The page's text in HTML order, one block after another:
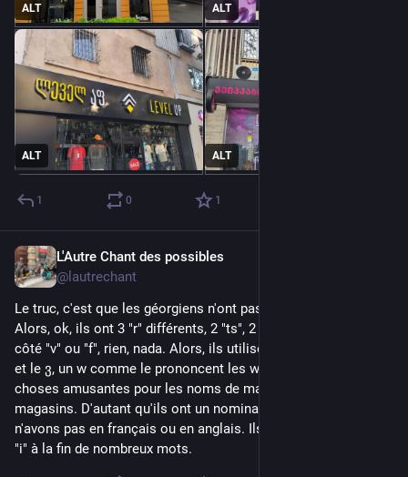
ALT ALT
ALT ALT
1 0 1
L'Autre Chant des possibles
@lautrechant
Le truc, c'est que les géorgiens n'ont pas les sons "f" et "v".
Alors, ok, ils ont 3 "r" différents, 2 "ts", 2 "tch", 2 "t", 2 "p", mais
côté "v" ou "f", rien, nada. Alors, ils utilisent le ფ, un "p" doux
et le ვ, un w comme le prononcent les wallons. Ça donne des
choses amusantes pour les noms de marques sur les
magasins. D'autant qu'ils ont un nominatif, mode que nous
n'avons pas en français ou en anglais. Ils ajoutent alors un ი
"i" à la fin de nombreux mots.